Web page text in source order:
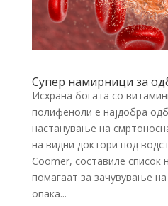
Супер намирници за
Исхрана богата со
полифеноли е најдобра
настанување на
на видни доктори под
Coomer, составиле список
помагаат за зачувување
опака...